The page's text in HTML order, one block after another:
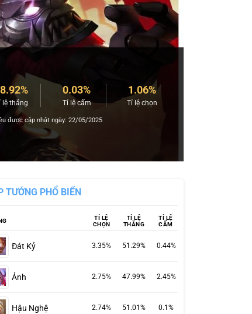
lệ thắng
0.03%
Tỉ lệ cấm
1.06%
Tỉ lệ chọn
được cập nhật ngày: 22/05/2025
TƯỚNG PHỔ BIẾN
TỈ LỆ
CHỌN
TỈ LỆ
THẮNG
TỈ LỆ
CẤM
Đát Kỷ 3.35% 51.29% 0.44%
Ảnh 2.75% 47.99% 2.45%
Hậu Nghệ 2.74% 51.01% 0.1%